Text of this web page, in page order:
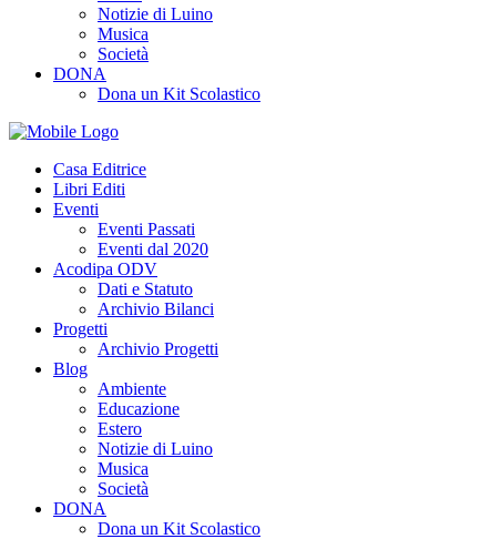
Notizie di Luino
Musica
Società
DONA
Dona un Kit Scolastico
Casa Editrice
Libri Editi
Eventi
Eventi Passati
Eventi dal 2020
Acodipa ODV
Dati e Statuto
Archivio Bilanci
Progetti
Archivio Progetti
Blog
Ambiente
Educazione
Estero
Notizie di Luino
Musica
Società
DONA
Dona un Kit Scolastico